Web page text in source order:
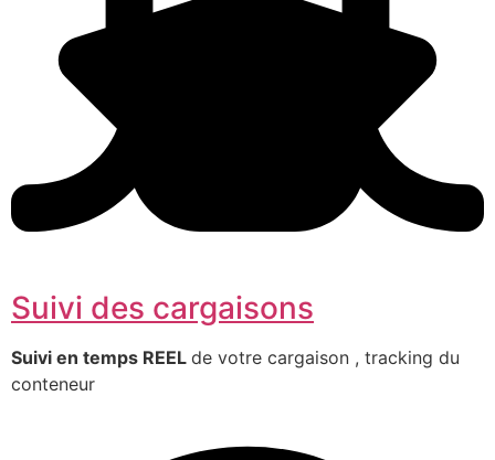
Suivi des cargaisons
Suivi en temps REEL de votre cargaison , tracking du
conteneur